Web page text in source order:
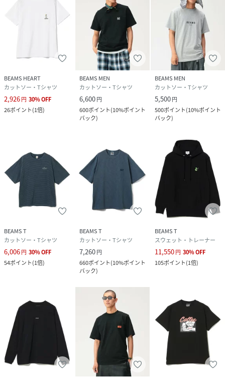
BEAMS HEART
カットソー・Tシャツ
2,926円 30%OFF
26ポイント(1倍)
BEAMS MEN
カットソー・Tシャツ
6,600円
600ポイント(10%ポイント
バック)
BEAMS MEN
カットソー・Tシャツ
5,500円
500ポイント(10%ポイント
バック)
BEAMS T
カットソー・Tシャツ
6,006円 30%OFF
54ポイント(1倍)
BEAMS T
カットソー・Tシャツ
7,260円
660ポイント(10%ポイント
バック)
BEAMS T
スウェット・トレーナー
11,550円 30%OFF
105ポイント(1倍)